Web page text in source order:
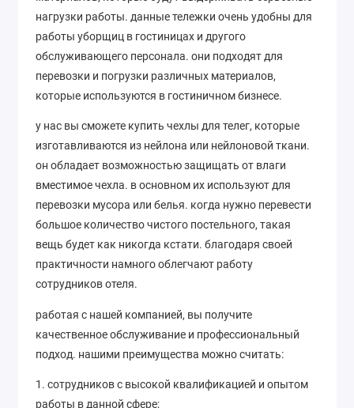
нагрузки работы. данные тележки очень удобны для
работы уборщиц в гостиницах и другого
обслуживающего персонала. они подходят для
перевозки и погрузки различных материалов,
которые используются в гостиничном бизнесе.
у нас вы сможете купить чехлы для телег, которые
изготавливаются из нейлона или нейлоновой ткани.
он обладает возможностью защищать от влаги
вместимое чехла. в основном их используют для
перевозки мусора или белья. когда нужно перевести
большое количество чистого постельного, такая
вещь будет как никогда кстати. благодаря своей
практичности намного облегчают работу
сотрудников отеля.
работая с нашей компанией, вы получите
качественное обслуживание и профессиональный
подход. нашими преимущества можно считать:
1. сотрудников с высокой квалификацией и опытом
работы в данной сфере;